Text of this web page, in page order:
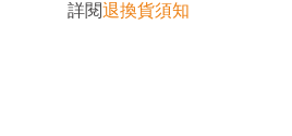
詳閱退換貨須知